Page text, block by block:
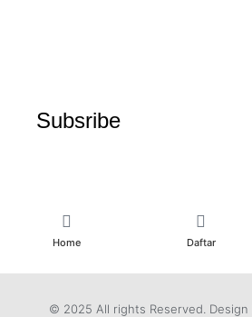
Subsribe
Home Daftar
© 2025 All rights Reserved. Design